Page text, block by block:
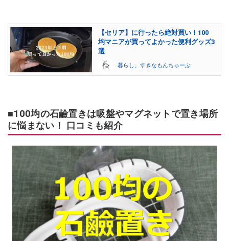
【セリア】に行ったら絶対買い！100
均マニアが買ってよかった便利グッズ3
選
暮らし。すきなもんちゅーぶ
■100均の石鹼置きは吸盤やマグネットで置き場所
に悩まない！ 口コミも紹介